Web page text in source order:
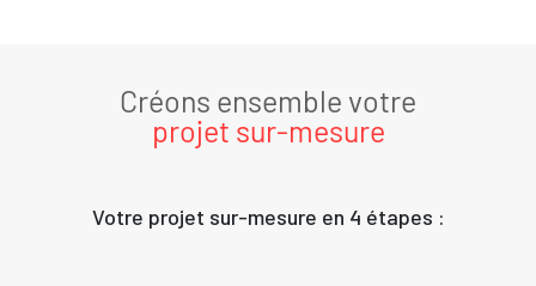
Créons ensemble votre
projet sur-mesure
Votre projet sur-mesure en 4 étapes :